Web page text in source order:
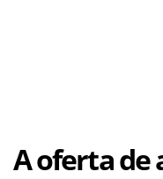
A oferta de